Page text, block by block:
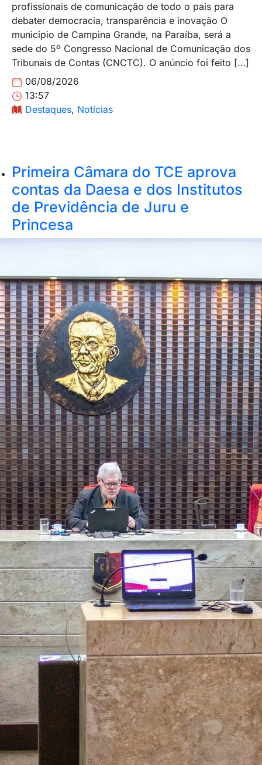
profissionais de comunicação de todo o país para
debater democracia, transparência e inovação O
município de Campina Grande, na Paraíba, será a
sede do 5º Congresso Nacional de Comunicação dos
Tribunais de Contas (CNCTC). O anúncio foi feito […]
06/08/2026
13:57
Destaques, Notícias
Primeira Câmara do TCE aprova
contas da Daesa e dos Institutos
de Previdência de Juru e
Princesa